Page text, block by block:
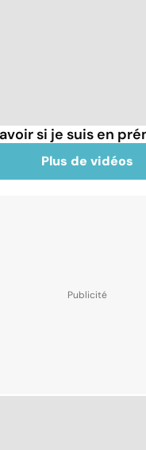
si je suis en
Plus de vidéos
santé